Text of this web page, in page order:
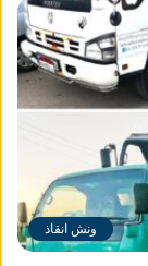
ونش انقاذ